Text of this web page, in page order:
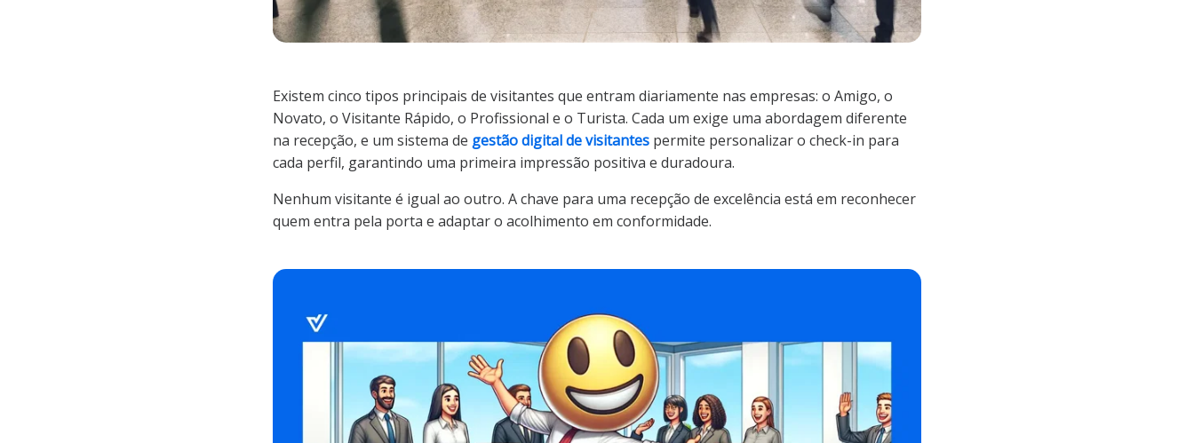
Existem cinco tipos principais de visitantes que entram diariamente nas empresas: o Amigo, o
Novato, o Visitante Rápido, o Profissional e o Turista. Cada um exige uma abordagem diferente
na recepção, e um sistema de gestão digital de visitantes permite personalizar o check-in para
cada perfil, garantindo uma primeira impressão positiva e duradoura.
Nenhum visitante é igual ao outro. A chave para uma recepção de excelência está em reconhecer
quem entra pela porta e adaptar o acolhimento em conformidade.